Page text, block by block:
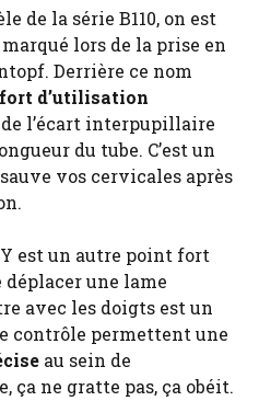
de la série B110, on est
marqué lors de la prise en
Derrière ce nom
d’utilisation
de l’écart interpupillaire
du tube. C’est un
vos cervicales après
est un autre point fort
une lame
avec les doigts est un
contrôle permettent une
au sein de
ça ne gratte pas, ça obéit.